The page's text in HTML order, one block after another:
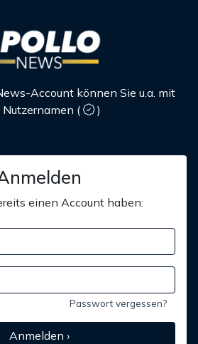
Account können Sie u.a. mit
(
)
einen Account haben:
Passwort vergessen?
Anmelden ›